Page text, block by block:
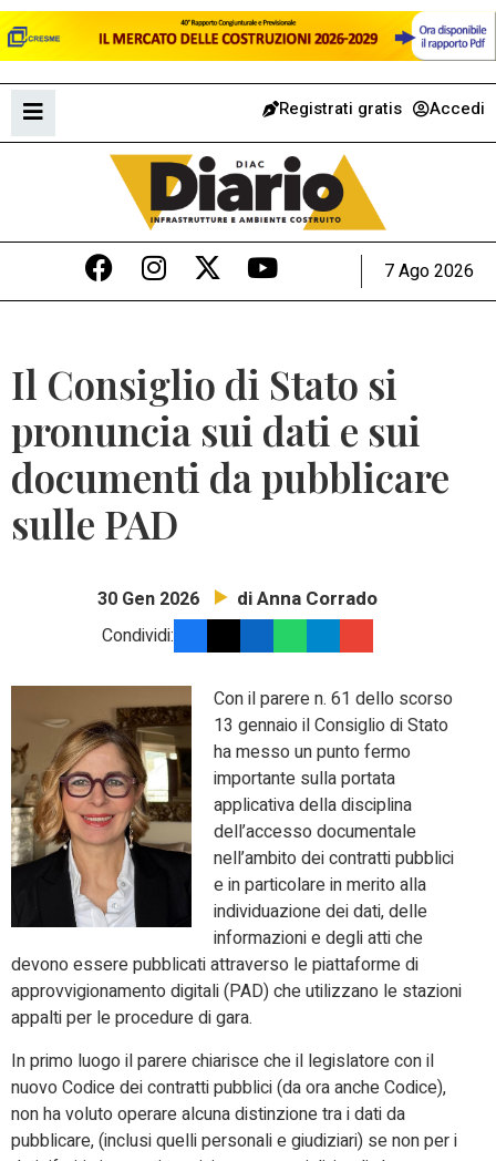
Registrati gratis Accedi
7 Ago 2026
Il Consiglio di Stato si
pronuncia sui dati e sui
documenti da pubblicare
sulle PAD
30 Gen 2026 di Anna Corrado
Condividi:
Con il parere n. 61 dello scorso
13 gennaio il Consiglio di Stato
ha messo un punto fermo
importante sulla portata
applicativa della disciplina
dell’accesso documentale
nell’ambito dei contratti pubblici
e in particolare in merito alla
individuazione dei dati, delle
informazioni e degli atti che
devono essere pubblicati attraverso le piattaforme di
approvvigionamento digitali (PAD) che utilizzano le stazioni
appalti per le procedure di gara.
In primo luogo il parere chiarisce che il legislatore con il
nuovo Codice dei contratti pubblici (da ora anche Codice),
non ha voluto operare alcuna distinzione tra i dati da
pubblicare, (inclusi quelli personali e giudiziari) se non per i